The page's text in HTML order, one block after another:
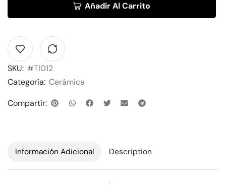
Añadir Al Carrito
SKU: #TI012
Categoría: Cerámica
Compartir:
Información Adicional Description